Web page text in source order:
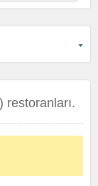
restoranları.